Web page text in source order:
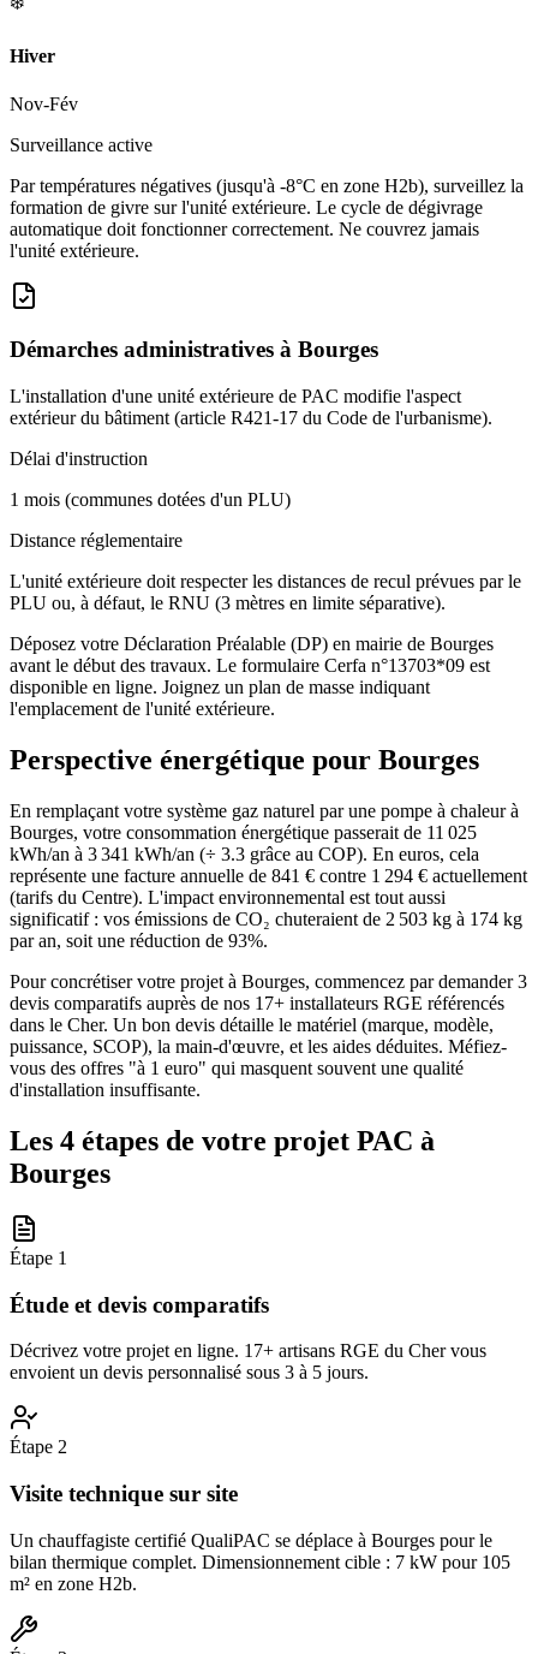
Hiver
Nov-Fév
Surveillance active
Par températures négatives (jusqu'à -8°C en zone H2b), surveillez la
formation de givre sur l'unité extérieure. Le cycle de dégivrage
automatique doit fonctionner correctement. Ne couvrez jamais
l'unité extérieure.
Démarches administratives à Bourges
L'installation d'une unité extérieure de PAC modifie l'aspect
extérieur du bâtiment (article R421-17 du Code de l'urbanisme).
Délai d'instruction
1 mois (communes dotées d'un PLU)
Distance réglementaire
L'unité extérieure doit respecter les distances de recul prévues par le
PLU ou, à défaut, le RNU (3 mètres en limite séparative).
Déposez votre Déclaration Préalable (DP) en mairie de Bourges
avant le début des travaux. Le formulaire Cerfa n°13703*09 est
disponible en ligne. Joignez un plan de masse indiquant
l'emplacement de l'unité extérieure.
Perspective énergétique pour Bourges
En remplaçant votre système gaz naturel par une pompe à chaleur à
Bourges, votre consommation énergétique passerait de 11 025
kWh/an à 3 341 kWh/an (÷ 3.3 grâce au COP). En euros, cela
représente une facture annuelle de 841 € contre 1 294 € actuellement
(tarifs du Centre). L'impact environnemental est tout aussi
significatif : vos émissions de CO₂ chuteraient de 2 503 kg à 174 kg
par an, soit une réduction de 93%.
Pour concrétiser votre projet à Bourges, commencez par demander 3
devis comparatifs auprès de nos 17+ installateurs RGE référencés
dans le Cher. Un bon devis détaille le matériel (marque, modèle,
puissance, SCOP), la main-d'œuvre, et les aides déduites. Méfiez-
vous des offres "à 1 euro" qui masquent souvent une qualité
d'installation insuffisante.
Les 4 étapes de votre projet PAC à
Bourges
Étape 1
Étude et devis comparatifs
Décrivez votre projet en ligne. 17+ artisans RGE du Cher vous
envoient un devis personnalisé sous 3 à 5 jours.
Étape 2
Visite technique sur site
Un chauffagiste certifié QualiPAC se déplace à Bourges pour le
bilan thermique complet. Dimensionnement cible : 7 kW pour 105
m² en zone H2b.